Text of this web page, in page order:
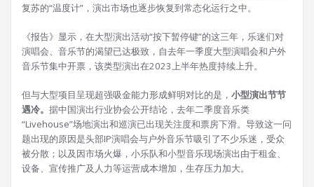
复苏的“温度计”，演出市场也逐步恢复到常态化运行之中。
《报告》显示，在大型演出活动“按下暂停键”的这三年，乐迷们对
演唱会、音乐节的渴望已达极致，自去年一季度大型演唱会和户外
音乐节集中开票，该类型演出在2023上半年热度持续上升。
但与大型项目呈现超强吸金能力形成鲜明对比的是， 小型演出节节
遇冷。 据中国演出行业协会公开结论，去年二季度音乐类
“Livehouse”场地演出和巡演已出现关注度和票房下滑。导致这一问
题出现的原因是头部IP演唱会与户外音乐节吸引了不少乐迷，受众
被分散；以及因市场火爆，小乐队和小型音乐现场演出由于租金、
设备、宣传推广及人力等运营成本增加，生存压力加大。